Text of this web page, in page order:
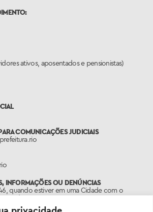
ativos, aposentados e pensionistas)
COMUNICAÇÕES JUDICIAIS
INFORMAÇÕES OU DENÚNCIAS
quando estiver em uma Cidade com o
do 21.